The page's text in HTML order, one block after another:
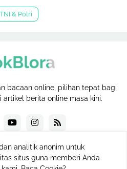
TNI & Polri
bacaan online, pilihan tepat bagi
berita online masa kini.
© 2023PojokBlora
analitik anonim untuk
situs guna memberi Anda